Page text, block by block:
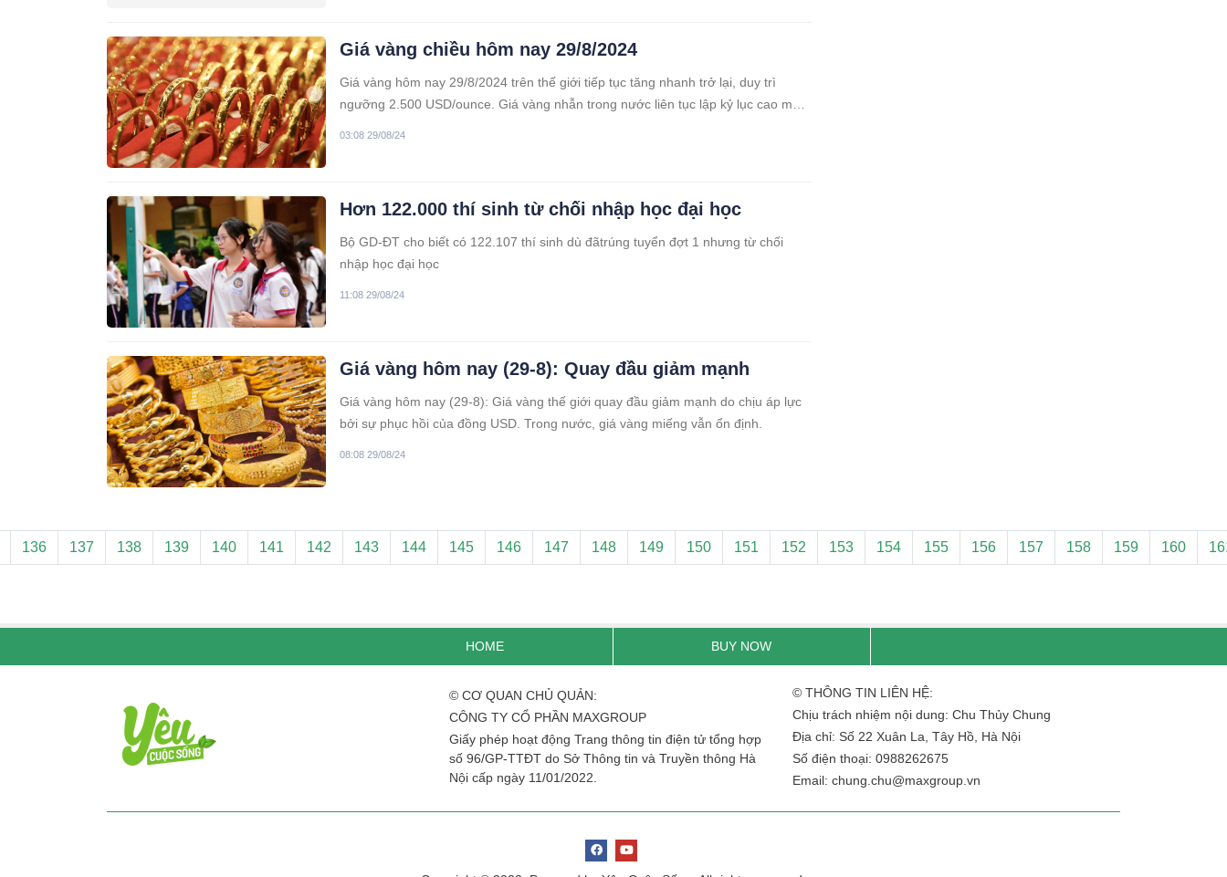
Giá vàng chiều hôm nay 29/8/2024
Giá vàng hôm nay 29/8/2024 trên thế giới tiếp tục tăng nhanh trở lại, duy trì
ngưỡng 2.500 USD/ounce. Giá vàng nhẫn trong nước liên tục lập kỷ lục cao mới,
03:08 29/08/24
Hơn 122.000 thí sinh từ chối nhập học đại học
Bộ GD-ĐT cho biết có 122.107 thí sinh dù đãtrúng tuyển đợt 1 nhưng từ chối
nhập học đại học
11:08 29/08/24
Giá vàng hôm nay (29-8): Quay đầu giảm mạnh
Giá vàng hôm nay (29-8): Giá vàng thế giới quay đầu giảm mạnh do chịu áp lực
bởi sự phục hồi của đồng USD. Trong nước, giá vàng miếng vẫn ổn định.
08:08 29/08/24
136 137 138 139 140 141 142 143 144 145 146 147 148 149 150 151 152 153 154 155 156 157 158 159 160
HOME BUY NOW
© CƠ QUAN CHỦ QUẢN:
CÔNG TY CỔ PHẦN MAXGROUP
Giấy phép hoạt động Trang thông tin điện tử tổng hợp
số 96/GP-TTĐT do Sở Thông tin và Truyền thông Hà
Nội cấp ngày 11/01/2022.
© THÔNG TIN LIÊN HỆ:
Chịu trách nhiệm nội dung: Chu Thủy Chung
Địa chỉ: Số 22 Xuân La, Tây Hồ, Hà Nội
Số điện thoại: 0988262675
Email: chung.chu@maxgroup.vn